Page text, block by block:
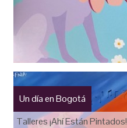
Un día en Bogotá
Talleres ¡Ahí Están Pintados!